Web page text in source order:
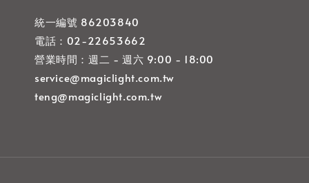
統一編號 86203840
電話：02-22653662
營業時間：週二 - 週六 9:00 - 18:00
service@magiclight.com.tw
teng@magiclight.com.tw